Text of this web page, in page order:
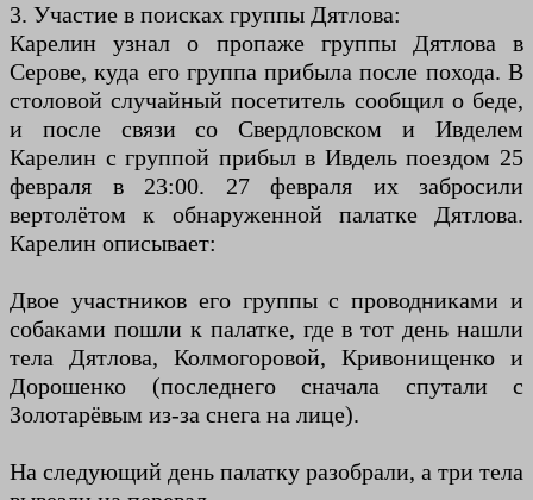
3. Участие в поисках группы Дятлова:
Карелин узнал о пропаже группы Дятлова в
Серове, куда его группа прибыла после похода. В
столовой случайный посетитель сообщил о беде,
и после связи со Свердловском и Ивделем
Карелин с группой прибыл в Ивдель поездом 25
февраля в 23:00. 27 февраля их забросили
вертолётом к обнаруженной палатке Дятлова.
Карелин описывает:
Двое участников его группы с проводниками и
собаками пошли к палатке, где в тот день нашли
тела Дятлова, Колмогоровой, Кривонищенко и
Дорошенко (последнего сначала спутали с
Золотарёвым из-за снега на лице).
На следующий день палатку разобрали, а три тела